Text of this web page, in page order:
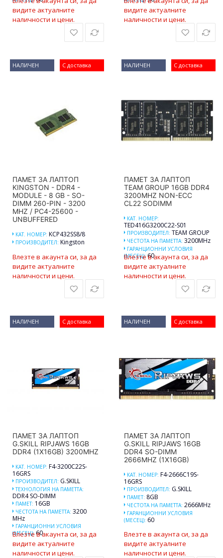
видите актуалните
наличности и цени.
видите актуалните
наличности и цени.
С доставка
НАЛИЧЕН
ПАМЕТ ЗА ЛАПТОП
KINGSTON - DDR4 -
MODULE - 8 GB - SO-
DIMM 260-PIN - 3200
MHZ / PC4-25600 -
UNBUFFERED
КАТ. НОМЕР: KCP432SS8/8
ПРОИЗВОДИТЕЛ: Kingston
Влезте в акаунта си, за да
видите актуалните
наличности и цени.
С доставка
НАЛИЧЕН
ПАМЕТ ЗА ЛАПТОП
TEAM GROUP 16GB DDR4
3200MHZ NON-ECC
CL22 SODIMM
КАТ. НОМЕР:
TED416G3200C22-S01
ПРОИЗВОДИТЕЛ: TEAM GROUP
ЧЕСТОТА НА ПАМЕТТА: 3200MHz
ГАРАНЦИОННИ УСЛОВИЯ
(МЕСЕЦ): 60
Влезте в акаунта си, за да
видите актуалните
наличности и цени.
С доставка
НАЛИЧЕН
ПАМЕТ ЗА ЛАПТОП
G.SKILL RIPJAWS 16GB
DDR4 (1X16GB) 3200MHZ
КАТ. НОМЕР: F4-3200C22S-
16GRS
ПРОИЗВОДИТЕЛ: G.SKILL
ТЕХНОЛОГИЯ НА ПАМЕТТА:
DDR4 SO-DIMM
ПАМЕТ: 16GB
ЧЕСТОТА НА ПАМЕТТА: 3200
MHz
ГАРАНЦИОННИ УСЛОВИЯ
(МЕСЕЦ): 60
Влезте в акаунта си, за да
видите актуалните
наличности и цени.
С доставка
НАЛИЧЕН
ПАМЕТ ЗА ЛАПТОП
G.SKILL RIPJAWS 16GB
DDR4 SO-DIMM
2666MHZ (1X16GB)
КАТ. НОМЕР: F4-2666C19S-
16GRS
ПРОИЗВОДИТЕЛ: G.SKILL
ПАМЕТ: 8GB
ЧЕСТОТА НА ПАМЕТТА: 2666MHz
ГАРАНЦИОННИ УСЛОВИЯ
(МЕСЕЦ): 60
Влезте в акаунта си, за да
видите актуалните
наличности и цени.